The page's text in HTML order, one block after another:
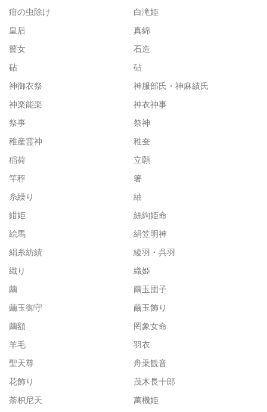
疳の虫除け
白滝姫
皇后
真綿
瞽女
石造
砧
砧
神御衣祭
神服部氏・神麻績氏
神楽能楽
神衣神事
祭事
祭神
稚産霊神
稚蚕
稲荷
立願
竿秤
箸
糸繰り
紬
紺姫
絲絇姫命
絵馬
絹笠明神
絹糸紡績
綾羽・呉羽
織り
織姫
繭
繭玉団子
繭玉御守
繭玉飾り
繭額
罔象女命
羊毛
羽衣
聖天尊
舟乗観音
花飾り
茂木長十郎
荼枳尼天
萬機姫